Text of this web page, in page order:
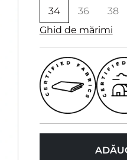
34 36 38
Ghid de mărimi